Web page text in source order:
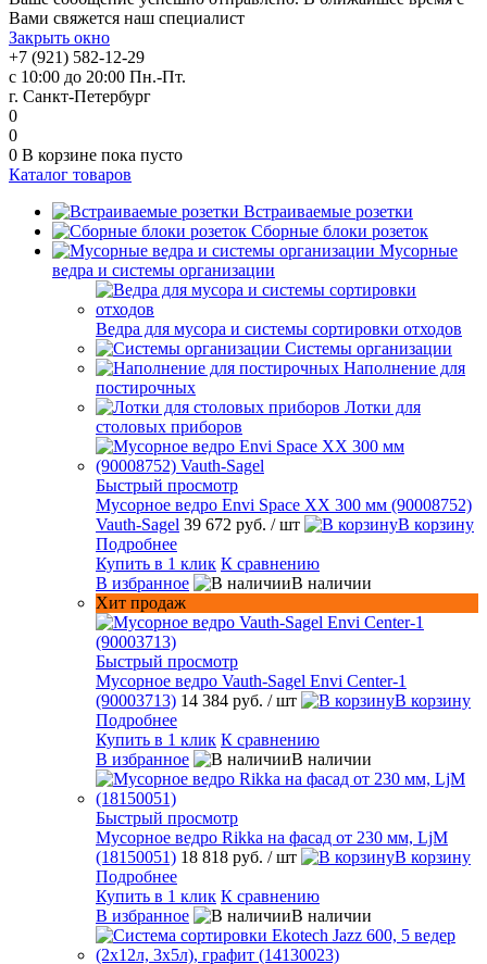
Вами свяжется наш специалист
Закрыть окно
+7 (921) 582-12-29
с 10:00 до 20:00 Пн.-Пт.
г. Санкт-Петербург
0
0
0 В корзине пока пусто
Каталог товаров
Встраиваемые розетки
Сборные блоки розеток
Мусорные
ведра и системы организации
Ведра для мусора и системы сортировки отходов
Системы организации
Наполнение для
постирочных
Лотки для
столовых приборов
Быстрый просмотр
Мусорное ведро Envi Space XX 300 мм (90008752)
Vauth-Sagel 39 672 руб. / шт
В корзину
Подробнее
Купить в 1 клик К сравнению
В избранное
В наличии
Хит продаж
Быстрый просмотр
Мусорное ведро Vauth-Sagel Envi Center-1
(90003713) 14 384 руб. / шт
В корзину
Подробнее
Купить в 1 клик К сравнению
В избранное
В наличии
Быстрый просмотр
Мусорное ведро Rikka на фасад от 230 мм, LjM
(18150051) 18 818 руб. / шт
В корзину
Подробнее
Купить в 1 клик К сравнению
В избранное
В наличии